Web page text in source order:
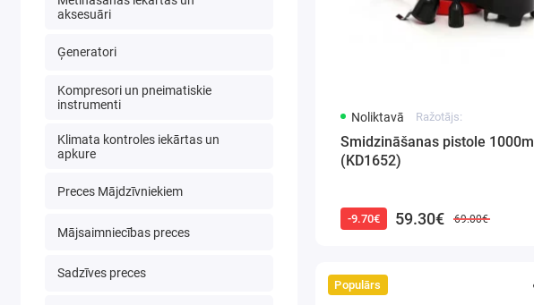
aksesuāri
Ģeneratori
Kompresori un pneimatiskie
instrumenti
Klimata kontroles iekārtas un
apkure
Preces Mājdzīvniekiem
Mājsaimniecības preces
Sadzīves preces
Noliktavā Ražotājs:
Smidzināšanas pistole 1000ml
(KD1652)
-9.70€ 59.30€ 69.00€
Populārs